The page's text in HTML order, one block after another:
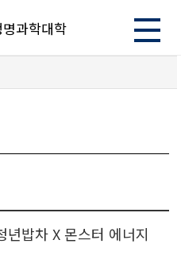
명과학대학
밥차 X 몬스터 에너지